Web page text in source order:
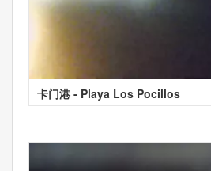
卡门港 - Playa Los Pocillos